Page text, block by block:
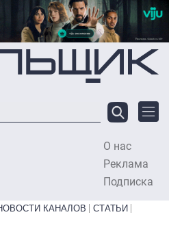
О нас
Реклама
Подписка
КАНАЛОВ
СТАТЬИ